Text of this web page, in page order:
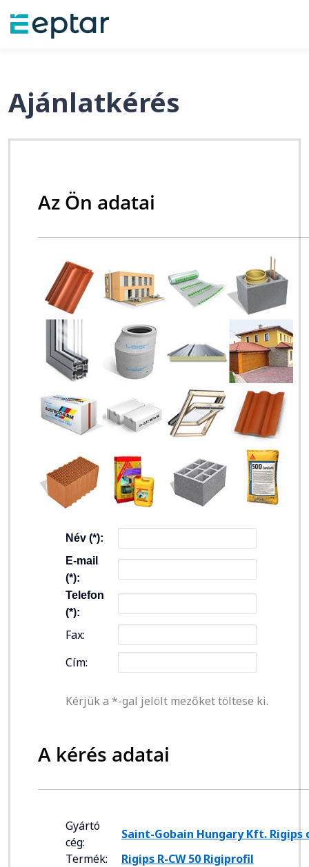
Ajánlatkérés
Az Ön adatai
Név (*):
E-mail
(*):
Telefon
(*):
Fax:
Cím:
Kérjük a *-gal jelölt mezőket töltese ki.
A kérés adatai
Gyártó
cég:
Saint-Gobain Hungary Kft. Rigips
Termék:
Rigips R-CW 50 Rigiprofil